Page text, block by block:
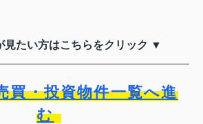
見たい方はこちらをクリック ▼
買・投資物件一覧へ進
む